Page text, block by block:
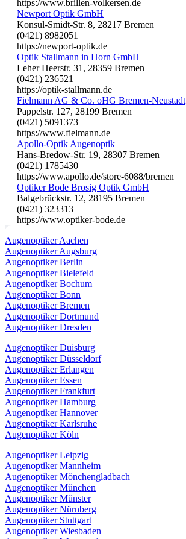
https://www.brillen-volkersen.de
Newport Optik GmbH
Konsul-Smidt-Str. 8, 28217 Bremen
(0421) 8982051
https://newport-optik.de
Optik Stallmann in Horn GmbH
Leher Heerstr. 31, 28359 Bremen
(0421) 236521
https://optik-stallmann.de
Fielmann AG & Co. oHG Bremen-Neustadt
Pappelstr. 127, 28199 Bremen
(0421) 5091373
https://www.fielmann.de
Apollo-Optik Augenoptik
Hans-Bredow-Str. 19, 28307 Bremen
(0421) 1785430
https://www.apollo.de/store-6088/bremen
Optiker Bode Brosig Optik GmbH
Balgebrückstr. 12, 28195 Bremen
(0421) 323313
https://www.optiker-bode.de
Augenoptiker Aachen
Augenoptiker Augsburg
Augenoptiker Berlin
Augenoptiker Bielefeld
Augenoptiker Bochum
Augenoptiker Bonn
Augenoptiker Bremen
Augenoptiker Dortmund
Augenoptiker Dresden
Augenoptiker Duisburg
Augenoptiker Düsseldorf
Augenoptiker Erlangen
Augenoptiker Essen
Augenoptiker Frankfurt
Augenoptiker Hamburg
Augenoptiker Hannover
Augenoptiker Karlsruhe
Augenoptiker Köln
Augenoptiker Leipzig
Augenoptiker Mannheim
Augenoptiker Mönchengladbach
Augenoptiker München
Augenoptiker Münster
Augenoptiker Nürnberg
Augenoptiker Stuttgart
Augenoptiker Wiesbaden